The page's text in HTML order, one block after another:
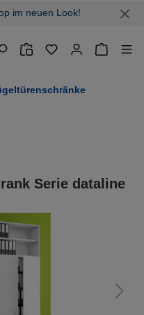
im neuen Look!
Serie dataline